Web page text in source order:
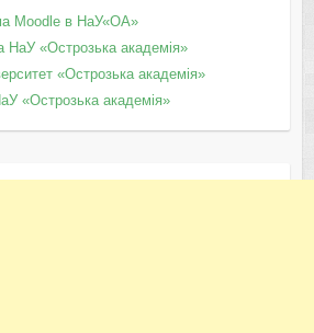
Moodle в НаУ«ОА»
НаУ «Острозька академія»
«Острозька академія»
«Острозька академія»